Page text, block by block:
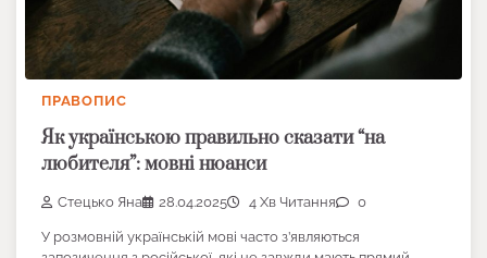
ПРАВОПИС
Як українською правильно сказати “на
любителя”: мовні нюанси
Стецько Яна 28.04.2025 4 Хв Читання 0
У розмовній українській мові часто з’являються